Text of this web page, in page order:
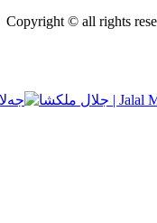
Copyright © all rights